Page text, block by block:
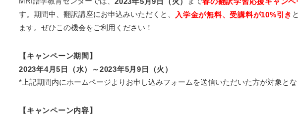
す。期間中、翻訳講座にお申込みいただくと、
入学金が無料、受講料が10%引き
ます。ぜひこの機会をご利用ください！
【キャンペーン期間】
2023年4月5日（水）～2023年5月9日（火）
*上記期間内にホームページよりお申し込みフォームを送信いただいた方が対象と
【キャンペーン内容】